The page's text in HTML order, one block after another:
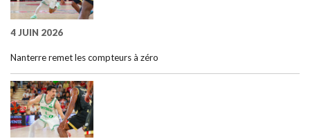
4 JUIN 2026
Nanterre remet les compteurs à zéro